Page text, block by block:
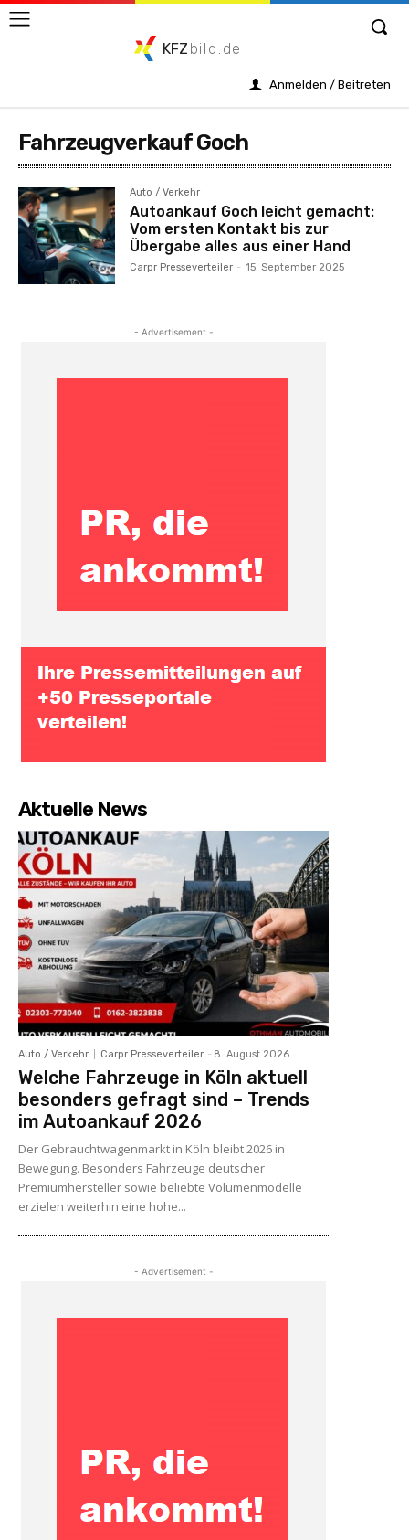
KFZ bild.de
Anmelden / Beitreten
Fahrzeugverkauf Goch
Auto / Verkehr
Autoankauf Goch leicht gemacht:
Vom ersten Kontakt bis zur
Übergabe alles aus einer Hand
Carpr Presseverteiler - 15. September 2025
- Advertisement -
Aktuelle News
Auto / Verkehr Carpr Presseverteiler - 8. August 2026
Welche Fahrzeuge in Köln aktuell
besonders gefragt sind – Trends
im Autoankauf 2026
Der Gebrauchtwagenmarkt in Köln bleibt 2026 in
Bewegung. Besonders Fahrzeuge deutscher
Premiumhersteller sowie beliebte Volumenmodelle
erzielen weiterhin eine hohe...
- Advertisement -